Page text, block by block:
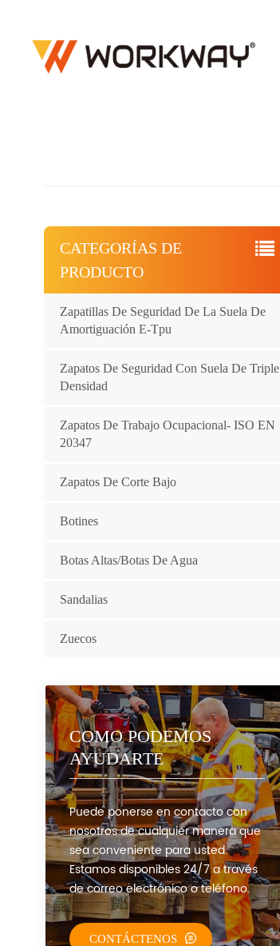
CATEGORÍAS DE
PRODUCTO
Zapatillas De Seguridad De La Suela De
Amortiguación E-Tpu
Zapatos De Seguridad Con Suela De Triple
Densidad
Zapatos De Trabajo Ocupacional- ISO EN
20347
Zapatos De Corte Bajo
Botines
Botas Altas/botas De Agua
Sandalias
Zuecos
COMO PODEMOS
AYUDARTE
Puede ponerse en contacto con
nosotros de cualquier manera que
sea conveniente para usted.
Estamos disponibles 24/7 a través
de correo electrónico o teléfono.
CONTÁCTENOS